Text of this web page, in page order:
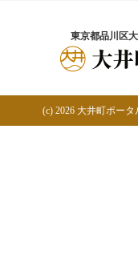
東京都品川区
(c) 2026 大井町ポータ